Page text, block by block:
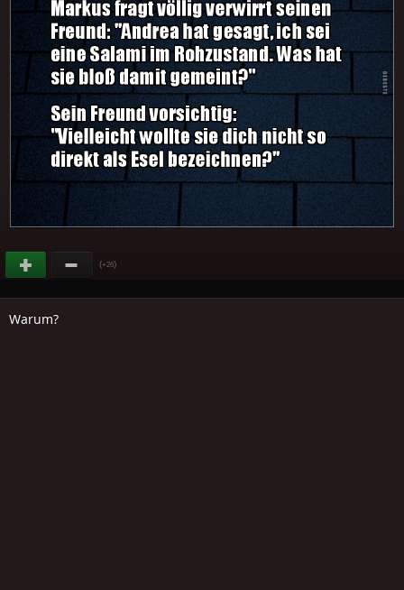
(+26)
Warum?